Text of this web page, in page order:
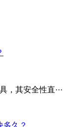
，其安全性直···